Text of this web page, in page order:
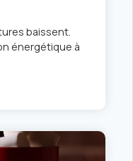
baissent.
énergétique à